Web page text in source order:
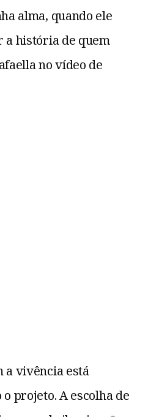
alma, quando ele
a história de quem
no vídeo de
a vivência está
projeto. A escolha de